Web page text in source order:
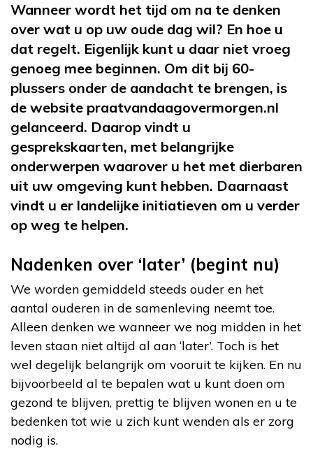
Wanneer wordt het tijd om na te denken
over wat u op uw oude dag wil? En hoe u
dat regelt. Eigenlijk kunt u daar niet vroeg
genoeg mee beginnen. Om dit bij 60-
plussers onder de aandacht te brengen, is
de website praatvandaagovermorgen.nl
gelanceerd. Daarop vindt u
gesprekskaarten, met belangrijke
onderwerpen waarover u het met dierbaren
uit uw omgeving kunt hebben. Daarnaast
vindt u er landelijke initiatieven om u verder
op weg te helpen.
Nadenken over ‘later’ (begint nu)
We worden gemiddeld steeds ouder en het
aantal ouderen in de samenleving neemt toe.
Alleen denken we wanneer we nog midden in het
leven staan niet altijd al aan ‘later’. Toch is het
wel degelijk belangrijk om vooruit te kijken. En nu
bijvoorbeeld al te bepalen wat u kunt doen om
gezond te blijven, prettig te blijven wonen en u te
bedenken tot wie u zich kunt wenden als er zorg
nodig is.